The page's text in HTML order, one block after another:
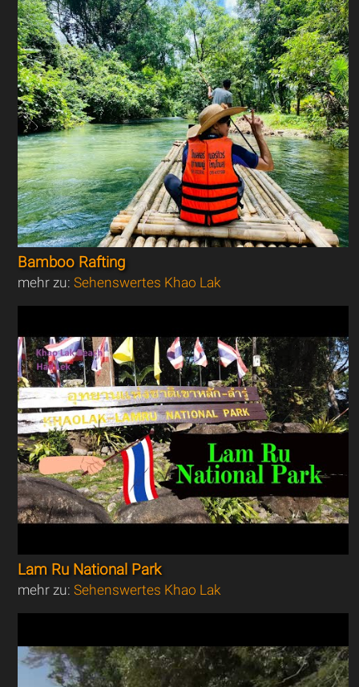
Bamboo Rafting
mehr zu:Sehenswertes Khao Lak
Lam Ru National Park
mehr zu:Sehenswertes Khao Lak